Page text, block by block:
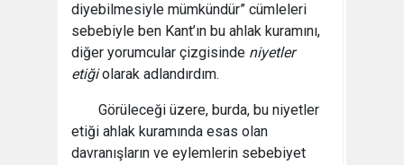
diyebilmesiyle mümkündür” cümleleri
sebebiyle ben Kant’ın bu ahlak kuramını,
diğer yorumcular çizgisinde niyetler
etiğiolarak adlandırdım.
Görüleceği üzere, burda, bu niyetler
etiği ahlak kuramında esas olan
davranışların ve eylemlerin sebebiyet